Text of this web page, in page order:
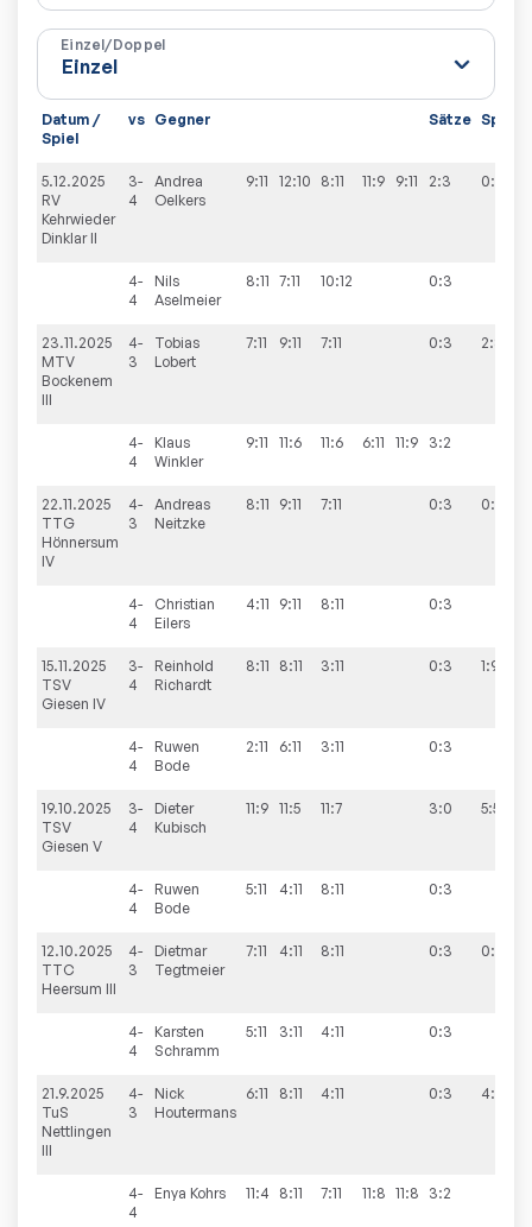
Einzel/Doppel
Datum /
Spiel
vs Gegner Sätze Spiele
5.12.2025
RV
Kehrwieder
Dinklar II
3-
4
Andrea
Oelkers
9:11 12:10 8:11 11:9 9:11 2:3 0:10
4-
4
Nils
Aselmeier
8:11 7:11 10:12 0:3
23.11.2025
MTV
Bockenem
III
4-
3
Tobias
Lobert
7:11 9:11 7:11 0:3 2:8
4-
4
Klaus
Winkler
9:11 11:6 11:6 6:11 11:9 3:2
22.11.2025
TTG
Hönnersum
IV
4-
3
Andreas
Neitzke
8:11 9:11 7:11 0:3 0:10
4-
4
Christian
Eilers
4:11 9:11 8:11 0:3
15.11.2025
TSV
Giesen IV
3-
4
Reinhold
Richardt
8:11 8:11 3:11 0:3 1:9
4-
4
Ruwen
Bode
2:11 6:11 3:11 0:3
19.10.2025
TSV
Giesen V
3-
4
Dieter
Kubisch
11:9 11:5 11:7 3:0 5:5
4-
4
Ruwen
Bode
5:11 4:11 8:11 0:3
12.10.2025
TTC
Heersum III
4-
3
Dietmar
Tegtmeier
7:11 4:11 8:11 0:3 0:10
4-
4
Karsten
Schramm
5:11 3:11 4:11 0:3
21.9.2025
TuS
Nettlingen
III
4-
3
Nick
Houtermans
6:11 8:11 4:11 0:3 4:6
4-
4
Enya Kohrs 11:4 8:11 7:11 11:8 11:8 3:2